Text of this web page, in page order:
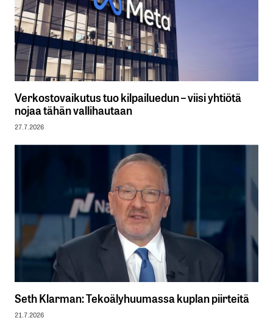
Verkostovaikutus tuo kilpailuedun – viisi yhtiötä
nojaa tähän vallihautaan
27.7.2026
Seth Klarman: Tekoälyhuumassa kuplan piirteitä
21.7.2026